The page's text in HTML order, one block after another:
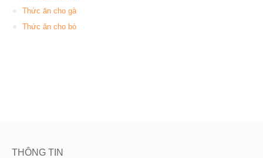
Thức ăn cho gà
Thức ăn cho bò
THÔNG TIN